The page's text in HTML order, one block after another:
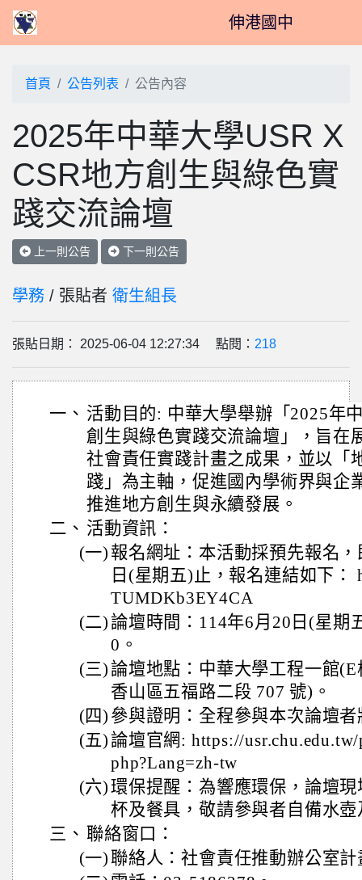
伸港國中
首頁 公告列表 公告內容
2025年中華大學USR X
CSR地方創生與綠色實
踐交流論壇
上一則公告 下一則公告
學務 / 張貼者 衛生組長
張貼日期： 2025-06-04 12:27:34 點閱： 218
一、 活動目的: 中華大學舉辦「2025年
創生與綠色實踐交流論壇」，旨在
社會責任實踐計畫之成果，並以「
踐」為主軸，促進國內學術界與企
推進地方創生與永續發展。
二、 活動資訊：
(一) 報名網址：本活動採預先報名
日(星期五)止，報名連結如下：
TUMDKb3EY4CA
(二)論壇時間：114年6月20日(星期
0。
(三)論壇地點：中華大學工程一館
香山區五福路二段 707 號)。
(四) 參與證明：全程參與本次論壇
(五)論壇官網: https://
php?Lang=zh-tw
(六)環保提醒：為響應環保，論壇
杯及餐具，敬請參與者自備水
三、 聯絡窗口：
(一) 聯絡人：社會責任推動辦公室